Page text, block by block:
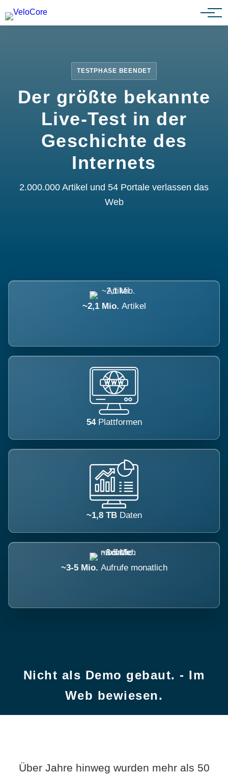
Partnerprogramm
TESTPHASE BEENDET
Der größte bekannte
Live-Test in der
Geschichte des
Internets
2.000.000 Artikel und 54 Portale verlassen das
Web
~2,1 Mio. Artikel
54 Plattformen
~1,8 TB Daten
~3-5 Mio. Aufrufe monatlich
Nicht als Demo gebaut. - Im
Web bewiesen.
Über Jahre hinweg wurden mehr als 50